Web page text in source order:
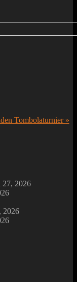
Tombolaturnier »
27, 2026
2026